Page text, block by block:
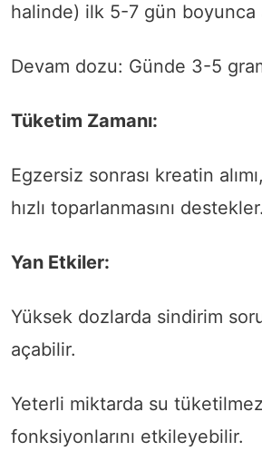
halinde) ilk 5-7 gün boyunca
Devam dozu: Günde 3-5
Tüketim Zamanı:
Egzersiz sonrası kreatin
hızlı toparlanmasını destekler.
Yan Etkiler:
Yüksek dozlarda sindirim
açabilir.
Yeterli miktarda su
fonksiyonlarını etkileyebilir.